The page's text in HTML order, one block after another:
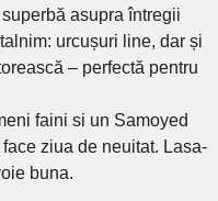
asupra întregii
urcușuri line, dar și
– perfectă pentru
faini si un Samoyed
ziua de neuitat. Lasa-
buna.